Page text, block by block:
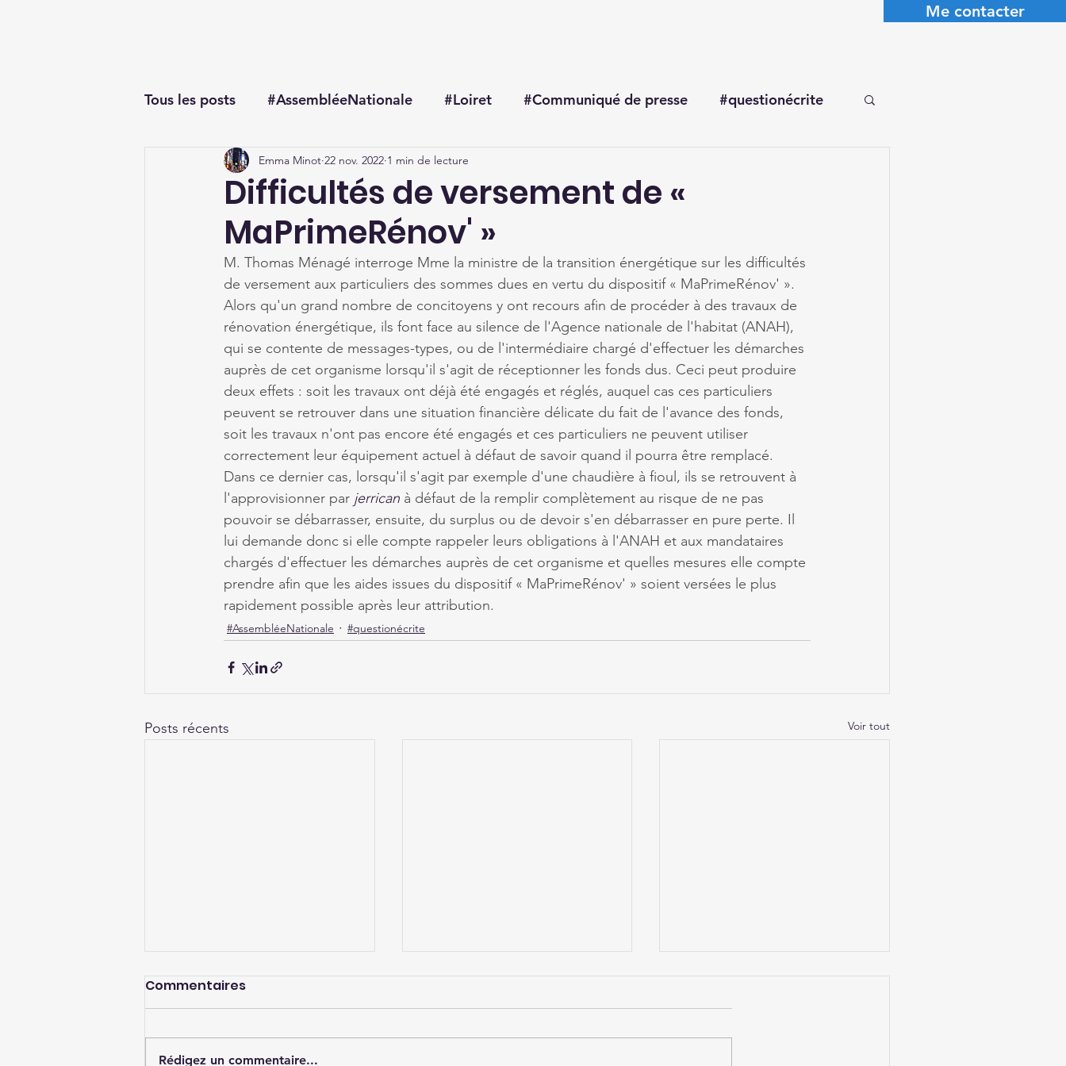
Me contacter
Tous les posts #AssembléeNationale #Loiret #Communiqué de presse #questionécrite
#questionorale
Difficultés de versement de «
MaPrimeRénov' »
Emma Minot 22 nov. 2022 1 min de lecture
M. Thomas Ménagé interroge Mme la ministre de la transition énergétique sur les difficultés
de versement aux particuliers des sommes dues en vertu du dispositif « MaPrimeRénov' ».
Alors qu'un grand nombre de concitoyens y ont recours afin de procéder à des travaux de
rénovation énergétique, ils font face au silence de l'Agence nationale de l'habitat (ANAH),
qui se contente de messages-types, ou de l'intermédiaire chargé d'effectuer les démarches
auprès de cet organisme lorsqu'il s'agit de réceptionner les fonds dus. Ceci peut produire
deux effets : soit les travaux ont déjà été engagés et réglés, auquel cas ces particuliers
peuvent se retrouver dans une situation financière délicate du fait de l'avance des fonds,
soit les travaux n'ont pas encore été engagés et ces particuliers ne peuvent utiliser
correctement leur équipement actuel à défaut de savoir quand il pourra être remplacé.
Dans ce dernier cas, lorsqu'il s'agit par exemple d'une chaudière à fioul, ils se retrouvent à
l'approvisionner par jerrican à défaut de la remplir complètement au risque de ne pas
pouvoir se débarrasser, ensuite, du surplus ou de devoir s'en débarrasser en pure perte. Il
lui demande donc si elle compte rappeler leurs obligations à l'ANAH et aux mandataires
chargés d'effectuer les démarches auprès de cet organisme et quelles mesures elle compte
prendre afin que les aides issues du dispositif « MaPrimeRénov' » soient versées le plus
rapidement possible après leur attribution.
#AssembléeNationale #questionécrite
Posts récents Voir tout
Commentaires
Rédigez un commentaire...